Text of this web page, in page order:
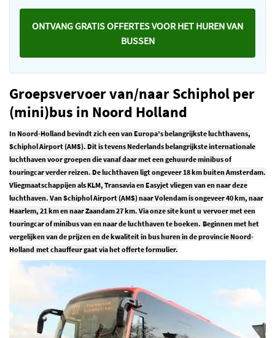
ONTVANG GRATIS OFFERTES VOOR HET HUREN VAN
BUSSEN
Groepsvervoer van/naar Schiphol per
(mini)bus in Noord Holland
In Noord-Holland bevindt zich een van Europa’s belangrijkste luchthavens,
Schiphol Airport (AMS). Dit is tevens Nederlands belangrijkste internationale
luchthaven voor groepen die vanaf daar met een gehuurde minibus of
touringcar verder reizen. De luchthaven ligt ongeveer 18 km buiten Amsterdam.
Vliegmaatschappijen als KLM, Transavia en Easyjet vliegen van en naar deze
luchthaven. Van Schiphol Airport (AMS) naar Volendam is ongeveer 40 km, naar
Haarlem, 21 km en naar Zaandam 27 km. Via onze site kunt u vervoer met een
touringcar of minibus van en naar de luchthaven te boeken. Beginnen met het
vergelijken van de prijzen en de kwaliteit in bus huren in de provincie Noord-
Holland met chauffeur gaat via hetofferte formulier.